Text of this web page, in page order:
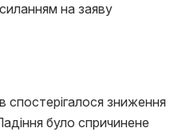
на заяву
спостерігалося зниження
було спричинене